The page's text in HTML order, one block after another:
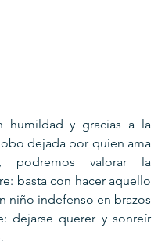
humildad y gracias a la
dejada por quien ama
podremos valorar la
basta con hacer aquello
niño indefenso en brazos
dejarse querer y sonreír